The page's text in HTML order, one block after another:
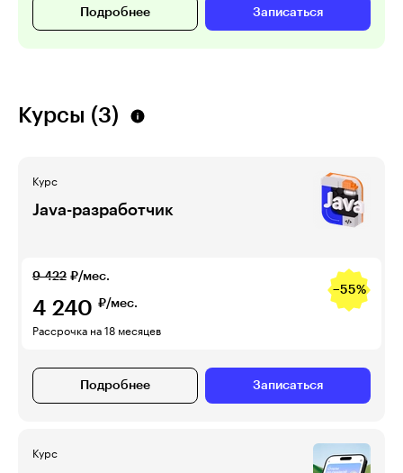
Подробнее Записаться
Курсы (3)
Курс
Java-разработчик
9 422 ₽/мес.
−55%
4 240 ₽/мес.
Рассрочка на 18 месяцев
Подробнее Записаться
Курс